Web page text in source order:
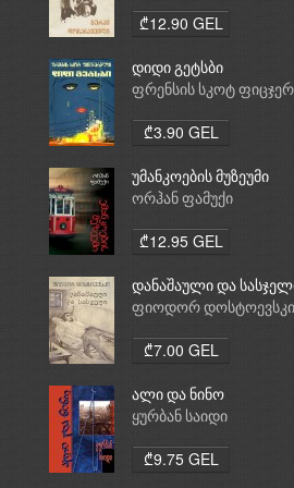
₾12.90 GEL
დიდი გეტსბი
ფრენსის სკოტ
₾3.90 GEL
უმანკოების მუზეუმი
ორჰან ფამუქი
₾12.95 GEL
დანაშაული და
ფიოდორ დოსტოევსკი
₾7.00 GEL
ალი და ნინო
ყურბან საიდი
₾9.75 GEL